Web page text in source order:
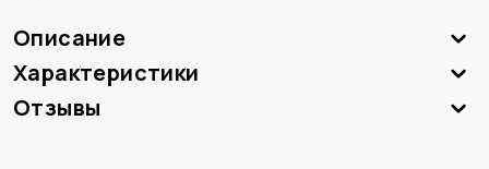
Описание
Характеристики
Отзывы